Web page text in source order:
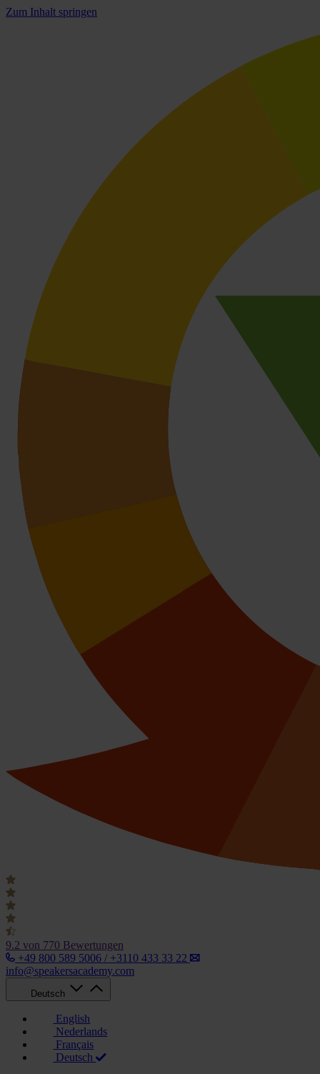
Zum Inhalt springen
9.2 von 770 Bewertungen
+49 800 589 5006 / +3110 433 33 22
info@speakersacademy.com
Deutsch
English
Nederlands
Français
Deutsch